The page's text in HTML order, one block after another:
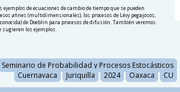
de ecuaciones de cambio de tiempo que se pueden
afines (multidimensionales), los procesos de Lévy pegajosos,
de Doeblin para procesos de difusión. También veremos
los ejemplos.
Seminario de Probabilidad y Procesos Estocásticos
Cuernavaca
Juriquilla 2024 Oaxaca CU